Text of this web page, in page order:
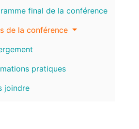
final de la conférence
de la conférence
pratiques
joindre